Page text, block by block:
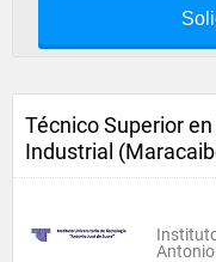
Técnico Superior
Industrial
Antonio